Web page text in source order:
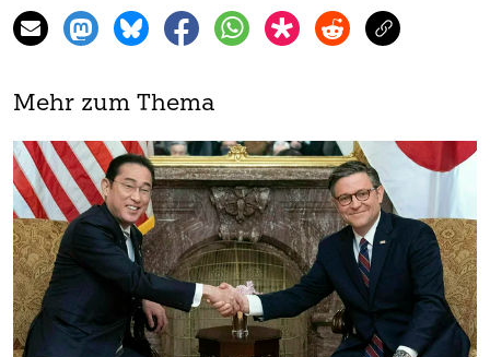
Mehr zum Thema